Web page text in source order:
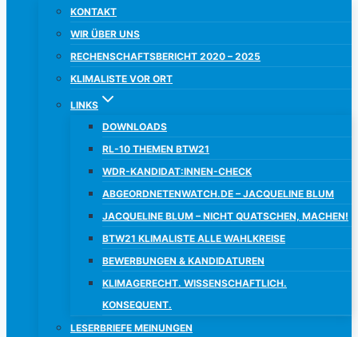
KONTAKT
WIR ÜBER UNS
RECHENSCHAFTSBERICHT 2020 – 2025
KLIMALISTE VOR ORT
LINKS
DOWNLOADS
RL-10 THEMEN BTW21
WDR-KANDIDAT:INNEN-CHECK
ABGEORDNETENWATCH.DE – JACQUELINE BLUM
JACQUELINE BLUM – NICHT QUATSCHEN, MACHEN!
BTW21 KLIMALISTE ALLE WAHLKREISE
BEWERBUNGEN & KANDIDATUREN
KLIMAGERECHT. WISSENSCHAFTLICH.
KONSEQUENT.
LESERBRIEFE MEINUNGEN